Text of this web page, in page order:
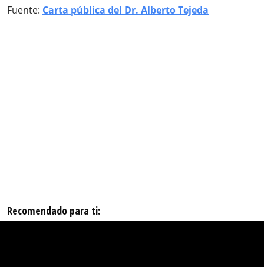
Fuente: Carta pública del Dr. Alberto Tejeda
Recomendado para ti: